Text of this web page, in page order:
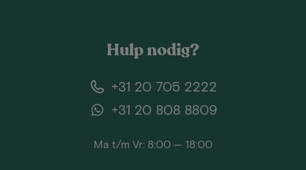
Hulp nodig?
+31 20 705 2222
+31 20 808 8809
Ma t/m Vr: 8:00 — 18:00